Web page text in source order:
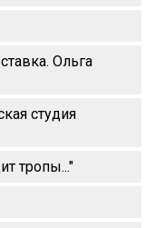
Ольга
студия
тропы..."